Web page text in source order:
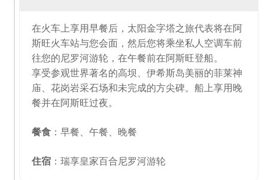
在火车上享用早餐后，太阳金字塔之旅代表将在阿
斯旺火车站与您会面，然后您将乘坐私人空调车前
往您的尼罗河游轮，在午餐前在阿斯旺登船。
享受参观世界著名的高坝、伊希斯岛美丽的菲莱神
庙、花岗岩采石场和未完成的方尖碑。船上享用晚
餐并在阿斯旺过夜。
餐食 ：早餐、午餐、晚餐
住宿 ：瑞享皇家百合尼罗河游轮